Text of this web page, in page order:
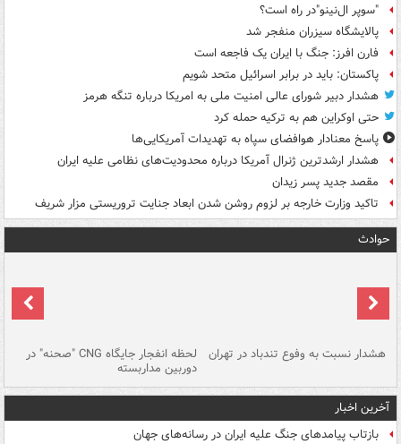
"سوپر ال‌نینو"در راه است؟
پالایشگاه سیزران منفجر شد
فارن افرز: جنگ با ایران یک فاجعه است
پاکستان: باید در برابر اسرائیل متحد شویم
هشدار دبیر شورای عالی امنیت ملی به امریکا درباره تنگه هرمز
حتی اوکراین هم به ترکیه حمله کرد
پاسخ معنادار هوافضای سپاه به تهدیدات آمریکایی‌ها
هشدار ارشدترین ژنرال آمریکا درباره محدودیت‌های نظامی علیه ایران
مقصد جدید پسر زیدان
تاکید وزارت خارجه بر لزوم روشن شدن ابعاد جنایت تروریستی مزار شریف
حوادث
هشدار نسبت به وفوع تندباد در تهران لحظه انفجار جایگاه CNG "صحنه" در
دوربین مداربسته
آخرین اخبار
بازتاب پیامدهای جنگ علیه ایران در رسانه‌های جهان